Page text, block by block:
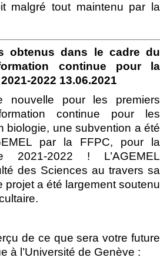
malgré tout maintenu par la
obtenus dans le cadre du
continue pour la
2022 13.06.2021
nouvelle pour les premiers
continue pour les
biologie, une subvention a été
par la FFPC, pour la
2021-2022 !
L’AGEMEL
des Sciences au travers sa
projet a été largement soutenu
de ce que sera votre future
à l’Université de Genève :